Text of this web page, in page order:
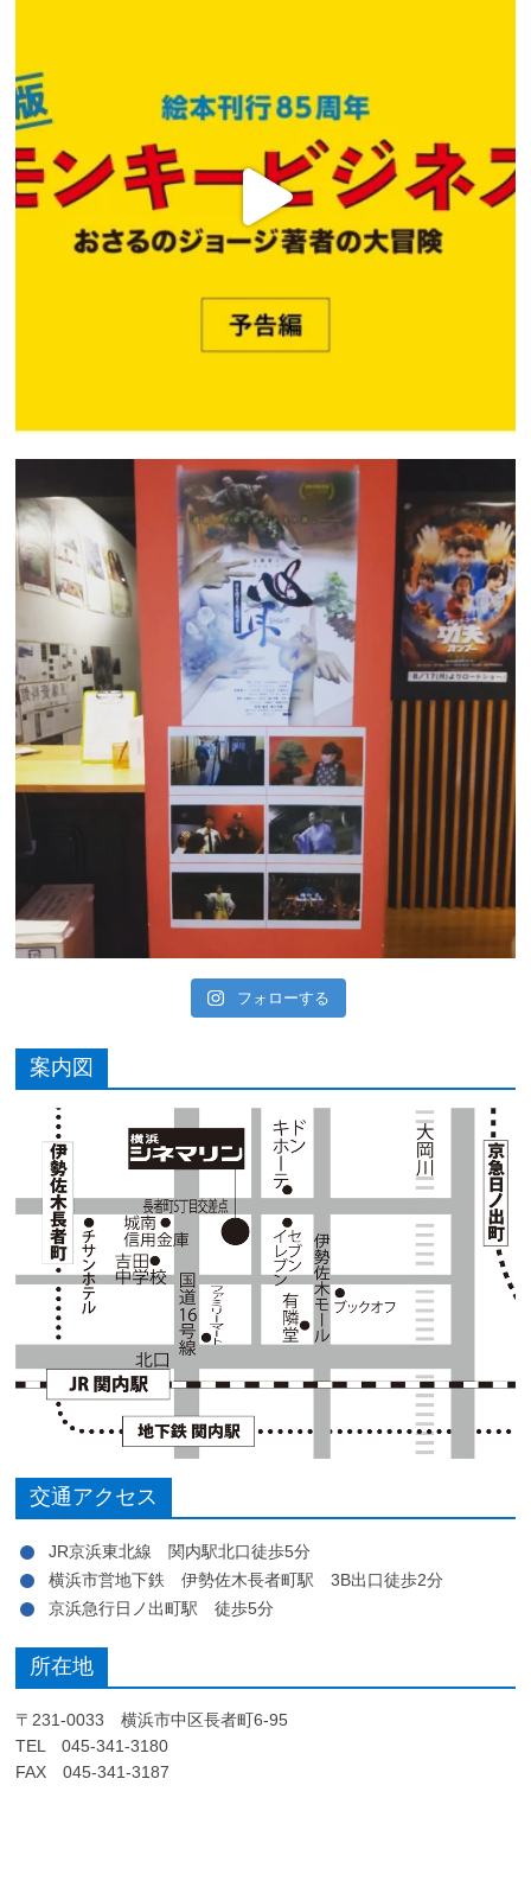
フォローする
案内図
交通アクセス
JR京浜東北線 関内駅北口徒歩5分
横浜市営地下鉄 伊勢佐木長者町駅 3B出口徒歩2分
京浜急行日ノ出町駅 徒歩5分
所在地
〒231-0033 横浜市中区長者町6-95
TEL 045-341-3180
FAX 045-341-3187